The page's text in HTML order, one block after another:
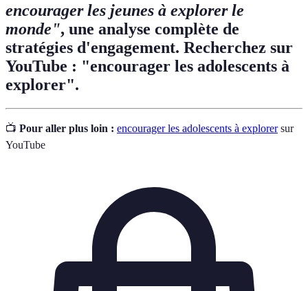
encourager les jeunes à explorer le
monde", une analyse complète de
stratégies d'engagement. Recherchez sur
YouTube : "encourager les adolescents à
explorer".
📺 Pour aller plus loin : encourager les adolescents à explorersur
YouTube